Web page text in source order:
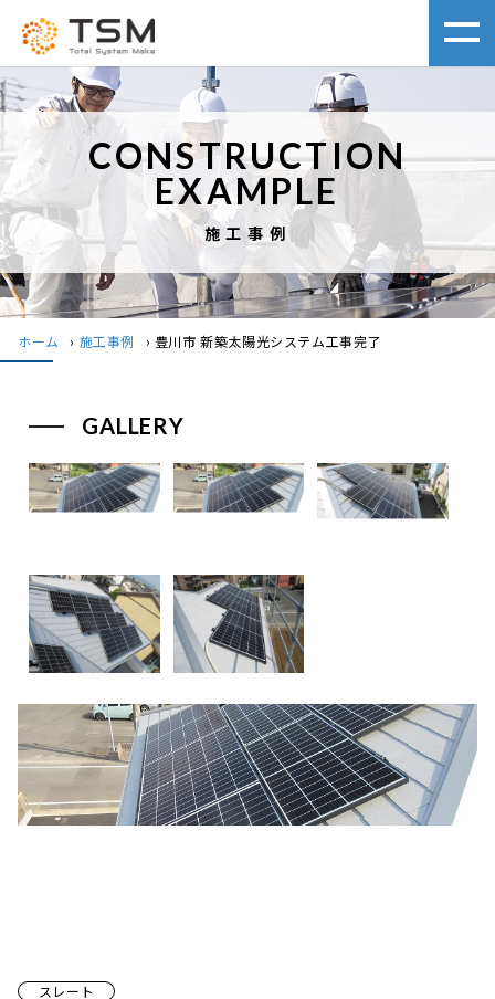
CONSTRUCTION
EXAMPLE
施工事例
ホーム › 施工事例 › 豊川市 新築太陽光システム工事完了
スレート
GALLERY